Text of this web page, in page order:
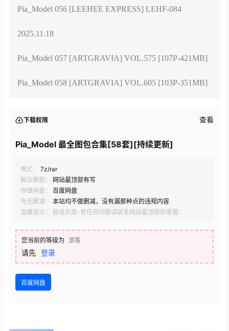
Pia_Model 056 [LEEHEE EXPRESS] LEHF-084
2025.11.18
Pia_Model 057 [ARTGRAVIA] VOL.575 [107P-421MB]
Pia_Model 058 [ARTGRAVIA] VOL.605 [103P-351MB]
下载权限 查看
Pia_Model 最全图包合集[58套][持续更新]
格式：
7z/rar
解压教程：
网站最顶部有写
存储网盘：
百度网盘
有无删减：
本站均不做删减，没有漏那种点的违规内容
温馨提示： 链接失效-有任何问题请联系网站最顶部的客服：
您当前的等级为 游客
请先 登录
百度网盘